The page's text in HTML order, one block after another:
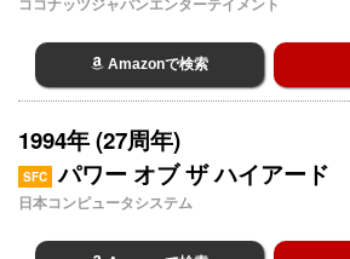
Amazonで検索
1994年 (27周年)
SFC パワー オブ ザ ハイアード
日本コンピュータシステム